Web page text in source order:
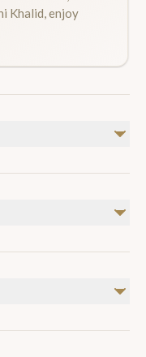
Khalid, enjoy
and bring sunscreen,
a camera, and